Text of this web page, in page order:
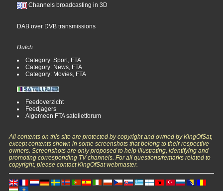
Channels broadcasting in 3D
DAB over DVB transmissions
Dutch
Category: Sport, FTA
Category: News, FTA
Category: Movies, FTA
Feedoverzicht
Feedjagers
Algemeen FTA satelietforum
All contents on this site are protected by copyright and owned by KingOfSat,
except contents shown in some screenshots that belong to their respective
owners. Screenshots are only proposed to help illustrating, identifying and
promoting corresponding TV channels. For all questions/remarks related to
copyright, please contact KingOfSat webmaster.